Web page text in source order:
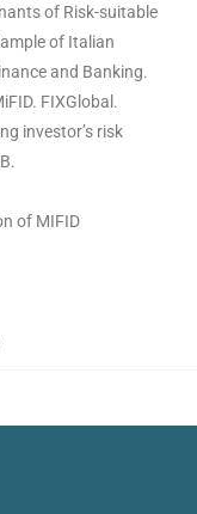
of Risk-suitable
of Italian
and Banking.
FIXGlobal.
investor’s risk
of MIFID